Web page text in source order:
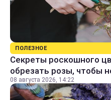
ПОЛЕЗНОЕ
Секреты роскошного
обрезать розы, чтобы
08 августа 2026, 14:22